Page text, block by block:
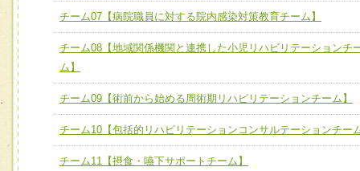
チーム07【病院職員に対する院内感染対策教育チーム】
チーム08【地域関係機関と連携した小児リハビリテーショ
チーム09【術前から始める周術期リハビリテーションチー
ム】
チーム10【包括的リハビリテーションコンサルテーション
ーム】
チーム07【病院職員に対する院内感染対策教育チーム】
チーム08【地域関係機関と連携した小児リハビリテーションチ
ム】
チーム09【術前から始める周術期リハビリテーションチーム】
チーム10【包括的リハビリテーションコンサルテーションチー
チーム11【摂食・嚥下サポートチーム】